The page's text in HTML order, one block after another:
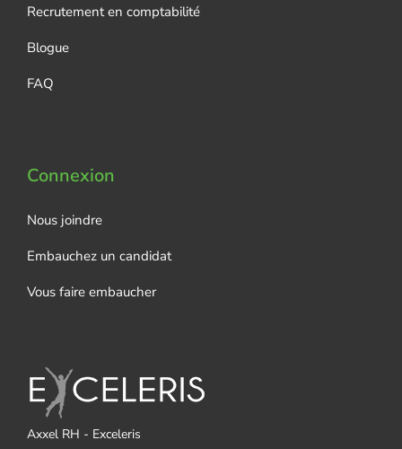
Recrutement en comptabilité
Blogue
FAQ
Connexion
Nous joindre
Embauchez un candidat
Vous faire embaucher
Axxel RH - Exceleris